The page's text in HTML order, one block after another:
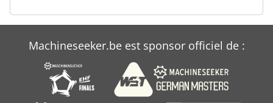
Machineseeker.be est sponsor officiel de :